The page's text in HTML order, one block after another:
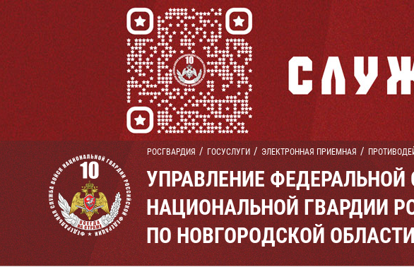
РОСГВАРДИЯ ГОСУСЛУГИ ЭЛЕКТРОННАЯ ПРИЕМНАЯ
УПРАВЛЕНИЕ
НАЦИОНАЛЬНОЙ ГВАРДИИ
ПО НОВГОРОДСКОЙ ОБЛАСТИ